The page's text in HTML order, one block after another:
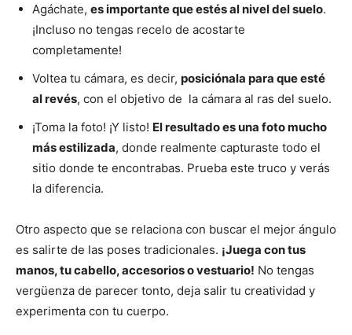
Agáchate, es importante que estés al nivel del suelo.
¡Incluso no tengas recelo de acostarte
completamente!
Voltea tu cámara, es decir, posiciónala para que esté
al revés, con el objetivo de la cámara al ras del suelo.
¡Toma la foto! ¡Y listo! El resultado es una foto mucho
más estilizada, donde realmente capturaste todo el
sitio donde te encontrabas. Prueba este truco y verás
la diferencia.
Otro aspecto que se relaciona con buscar el mejor ángulo
es salirte de las poses tradicionales. ¡Juega con tus
manos, tu cabello, accesorios o vestuario! No tengas
vergüenza de parecer tonto, deja salir tu creatividad y
experimenta con tu cuerpo.